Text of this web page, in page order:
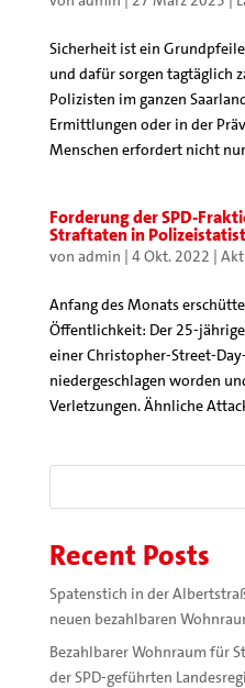
Sicherheit ist ein
und dafür sorgen tagtäglich
Polizisten im ganzen
Ermittlungen oder in der
Menschen erfordert nicht
Forderung der SPD-
Straftaten in
von admin | 4 Okt. 2022 |
Anfang des Monats
Öffentlichkeit: Der 25-
einer Christopher-Street-
niedergeschlagen worden
Verletzungen. Ähnliche
Recent Posts
Spatenstich in der
neuen bezahlbaren
Bezahlbarer Wohnraum für
der SPD-geführten